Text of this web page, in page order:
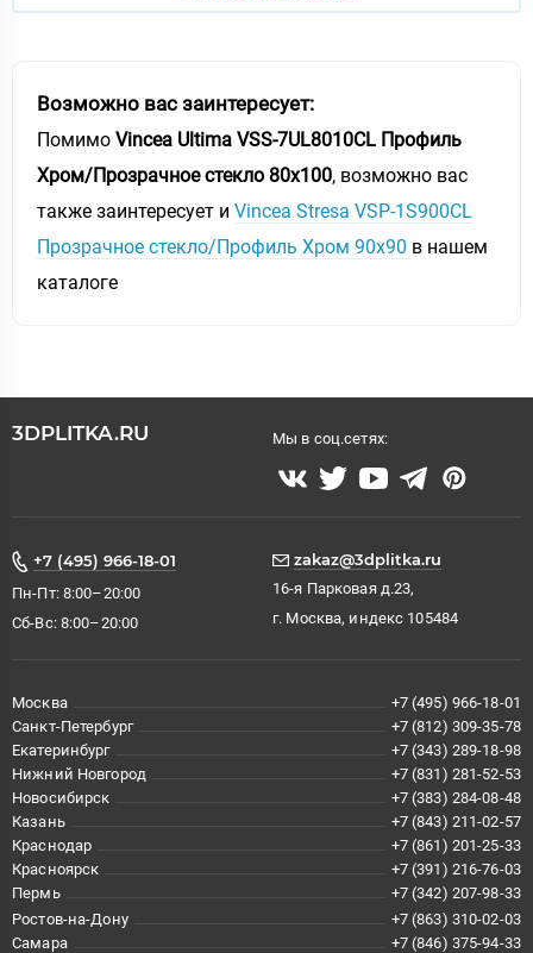
Возможно вас заинтересует:
Помимо Vincea Ultima VSS-7UL8010CL Профиль
Хром/Прозрачное стекло 80х100, возможно вас
также заинтересует и Vincea Stresa VSP-1S900CL
Прозрачное стекло/Профиль Хром 90х90 в нашем
каталоге
3DPLITKA.RU Мы в соц.сетях:
+7 (495) 966-18-01
Пн-Пт: 8:00–20:00
Сб-Вс: 8:00–20:00
zakaz@3dplitka.ru
16-я Парковая д.23,
г. Москва, индекс 105484
Москва
+7 (495) 966-18-01
Санкт-Петербург
+7 (812) 309-35-78
Екатеринбург
+7 (343) 289-18-98
Нижний Новгород
+7 (831) 281-52-53
Новосибирск
+7 (383) 284-08-48
Казань
+7 (843) 211-02-57
Краснодар
+7 (861) 201-25-33
Красноярск
+7 (391) 216-76-03
Пермь
+7 (342) 207-98-33
Ростов-на-Дону
+7 (863) 310-02-03
Самара
+7 (846) 375-94-33